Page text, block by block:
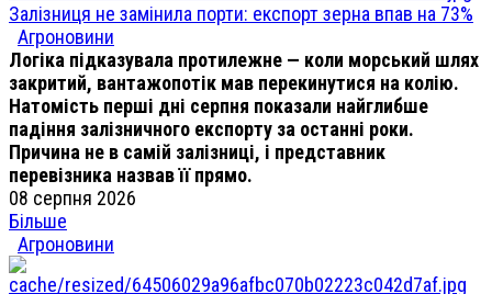
Залізниця не замінила порти: експорт зерна впав на 73%
Агроновини
Логіка підказувала протилежне — коли морський шлях
закритий, вантажопотік мав перекинутися на колію.
Натомість перші дні серпня показали найглибше
падіння залізничного експорту за останні роки.
Причина не в самій залізниці, і представник
перевізника назвав її прямо.
08 серпня 2026
Більше
Агроновини